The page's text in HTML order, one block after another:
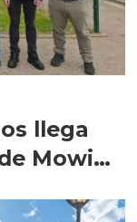
llega
Mowi